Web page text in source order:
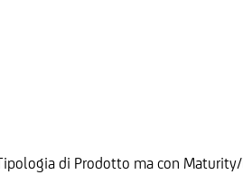
di Prodotto ma con Maturity/